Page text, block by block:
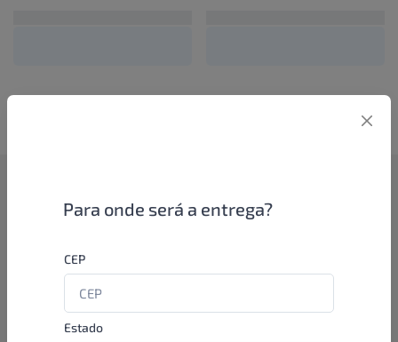
Para onde será a entrega?
CEP
Estado
Como funciona
aproveitar as promoções e ofertas direto das indústrias de
beleza e higiene em nossa plataforma. E o melhor: você continua
comprando de seus distribuidores parceiros e encontra novos
distribuidores para comprar cada vez com mais praticidade e
agilidade. Aproveite!